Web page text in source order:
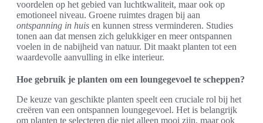
voordelen op het gebied van luchtkwaliteit, maar ook op
emotioneel niveau. Groene ruimtes dragen bij aan
ontspanning in huis en kunnen stress verminderen. Studies
tonen aan dat mensen zich gelukkiger en meer ontspannen
voelen in de nabijheid van natuur. Dit maakt planten tot een
waardevolle aanvulling in elke interieur.
Hoe gebruik je planten om een loungegevoel te scheppen?
De keuze van geschikte planten speelt een cruciale rol bij het
creëren van een ontspannen loungegevoel. Het is belangrijk
om planten te selecteren die niet alleen mooi zijn, maar ook